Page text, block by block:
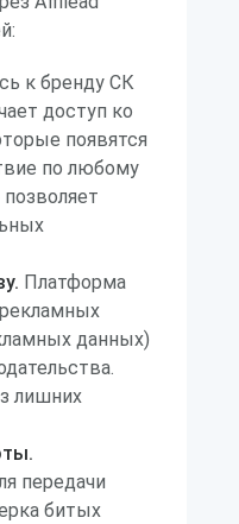
к бренду СК
доступ ко
появятся
по любому
Платформа
данных)
лишних
передачи
битых